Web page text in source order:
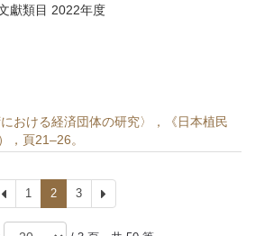
獻類目 2022年度
おける経済団体の研究〉，《日本植民
，頁21–26。
上
一
頁
1 2 3
下
一